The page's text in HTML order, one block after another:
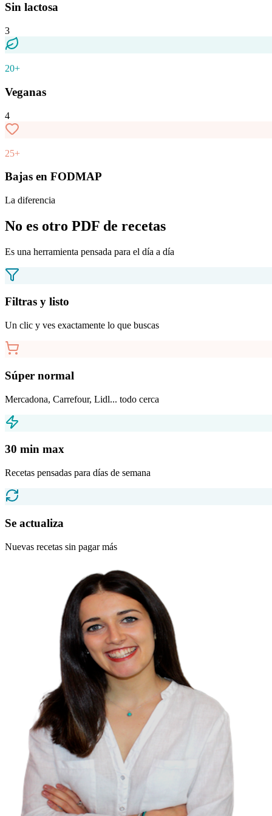
Sin lactosa
3
20+
Veganas
4
25+
Bajas en FODMAP
La diferencia
No es otro PDF de recetas
Es una herramienta pensada para el día a día
Filtras y listo
Un clic y ves exactamente lo que buscas
Súper normal
Mercadona, Carrefour, Lidl... todo cerca
30 min max
Recetas pensadas para días de semana
Se actualiza
Nuevas recetas sin pagar más